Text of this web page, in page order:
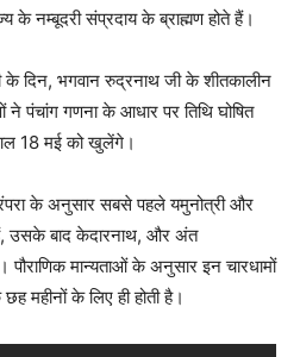
के नम्बूदरी संप्रदाय के ब्राह्मण होते हैं।
दिन, भगवान रुद्रनाथ जी के शीतकालीन
ने पंचांग गणना के आधार पर तिथि घोषित
18 मई को खुलेंगे।
के अनुसार सबसे पहले यमुनोत्री और
उसके बाद केदारनाथ, और अंत
मान्यताओं के अनुसार इन चारधामों
महीनों के लिए ही होती है।